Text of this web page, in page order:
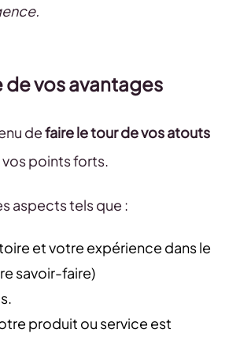
de vos avantages
defaire le tour de vos atouts
points forts.
aspects tels que :
et votre expérience dans le
savoir-faire)
produit ou service est